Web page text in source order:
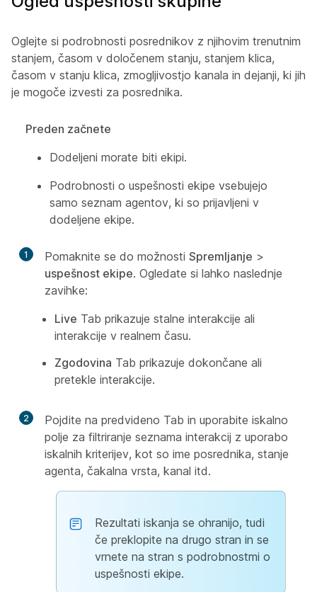
Oglejte si podrobnosti posrednikov z njihovim trenutnim
stanjem, časom v določenem stanju, stanjem klica,
časom v stanju klica, zmogljivostjo kanala in dejanji, ki jih
je mogoče izvesti za posrednika.
Preden začnete
Dodeljeni morate biti ekipi.
Podrobnosti o uspešnosti ekipe vsebujejo
samo seznam agentov, ki so prijavljeni v
dodeljene ekipe.
1 Pomaknite se do možnosti Spremljanje >
uspešnost ekipe. Ogledate si lahko naslednje
zavihke:
Live Tab prikazuje stalne interakcije ali
interakcije v realnem času.
Zgodovina Tab prikazuje dokončane ali
pretekle interakcije.
2
Pojdite na predvideno Tab in uporabite iskalno
polje za filtriranje seznama interakcij z uporabo
iskalnih kriterijev, kot so ime posrednika, stanje
agenta, čakalna vrsta, kanal itd.
Rezultati iskanja se ohranijo, tudi
če preklopite na drugo stran in se
vrnete na stran s podrobnostmi o
uspešnosti ekipe.